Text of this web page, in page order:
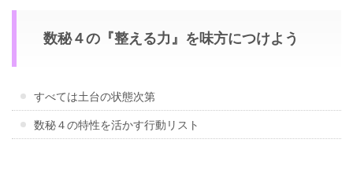
数秘４の『整える力』を味方につけよう
すべては土台の状態次第
数秘４の特性を活かす行動リスト